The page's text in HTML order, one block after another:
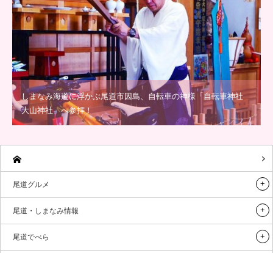
しまなみ海道に浮かぶ尾道市因島、自転車の神様「自転車神社
大山神社」へ参拝！
尾道グルメ
尾道・しまなみ情報
尾道でべら